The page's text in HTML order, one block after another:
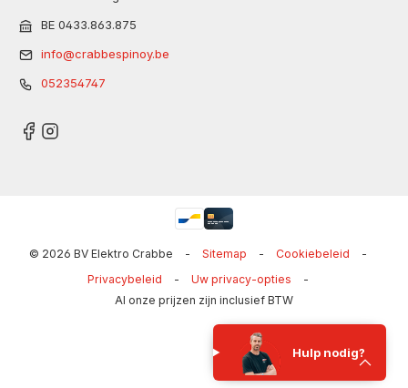
BE 0433.863.875
info@crabbespinoy.be
052354747
© 2026 BV Elektro Crabbe - Sitemap - Cookiebeleid
-
Privacybeleid
- Uw privacy-opties
-
Al onze prijzen zijn inclusief BTW
Hulp nodig?